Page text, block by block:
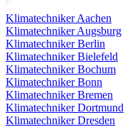
Klimatechniker Aachen
Klimatechniker Augsburg
Klimatechniker Berlin
Klimatechniker Bielefeld
Klimatechniker Bochum
Klimatechniker Bonn
Klimatechniker Bremen
Klimatechniker Dortmund
Klimatechniker Dresden